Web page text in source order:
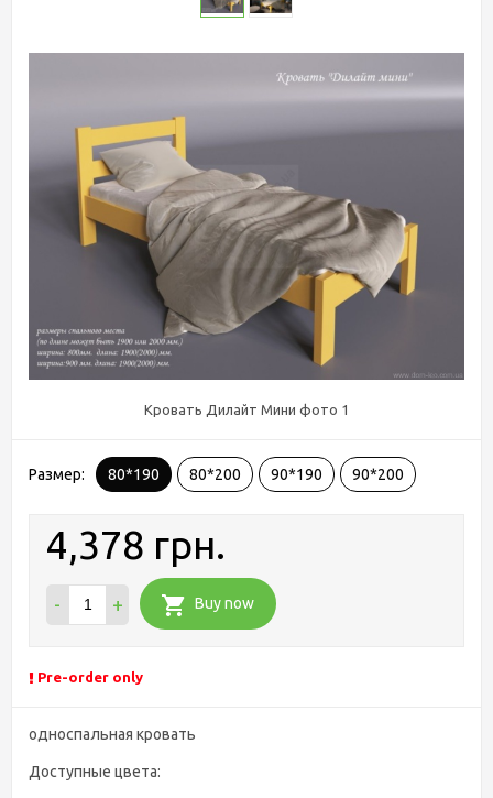
Кровать Дилайт Мини фото 1
Размер: 80*190 80*200 90*190 90*200
4,378 грн.
- + Buy now
Pre-order only
односпальная кровать
Доступные цвета: